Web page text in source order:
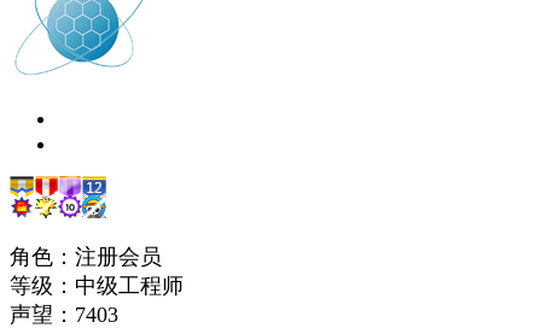
角色：注册会员
等级：中级工程师
声望： 7403